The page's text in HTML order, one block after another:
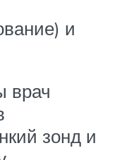
и
врач
зонд и